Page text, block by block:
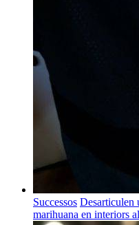
Successos Desarticulen
marihuana en interiors